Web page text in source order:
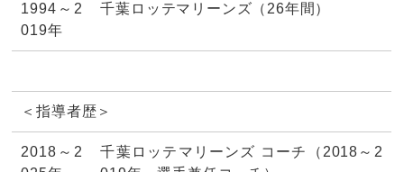
1994～2
019年
千葉ロッテマリーンズ（26年間）
＜指導者歴＞
2018～2
千葉ロッテマリーンズ コーチ（2018～2